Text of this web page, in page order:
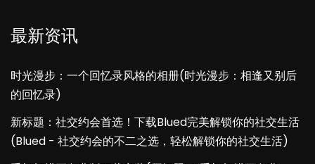
最新资讯
时光漫步：一个回忆录风格的相册(时光漫步：相逢又别后
的回忆录)
新标题：社交约会首选！下载Blued完美解锁你的社交生活
(Blued - 社交约会的不二之选，轻松解锁你的社交生活)